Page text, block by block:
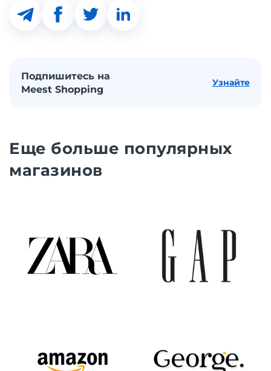
Подпишитесь на
Meest Shopping
Узнайте
Еще больше популярных
магазинов